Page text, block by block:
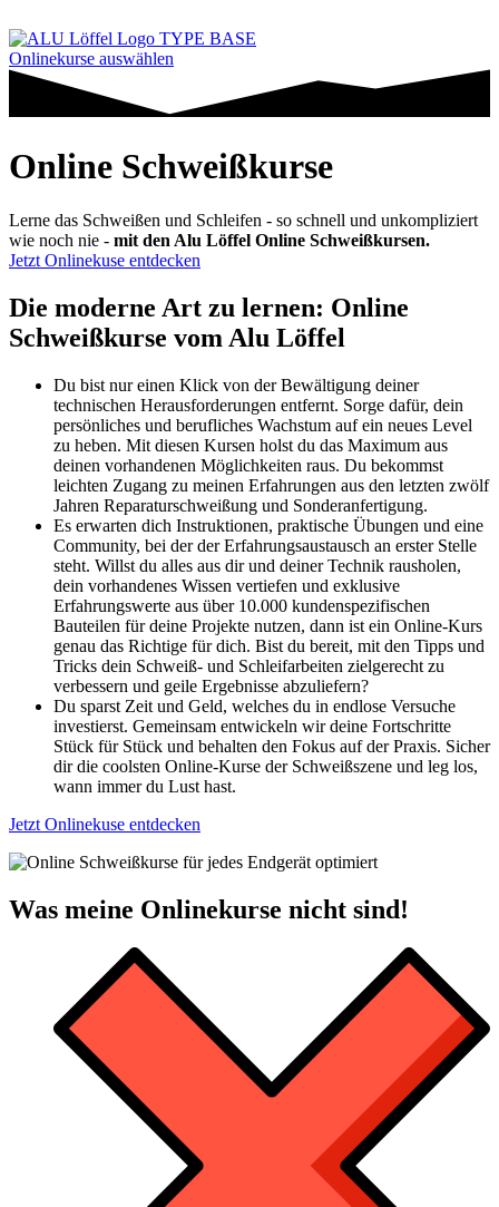
Onlinekurse auswählen
Online Schweißkurse
Lerne das Schweißen und Schleifen - so schnell und unkompliziert
wie noch nie - mit den Alu Löffel Online Schweißkursen.
Jetzt Onlinekuse entdecken
Die moderne Art zu lernen: Online
Schweißkurse vom Alu Löffel
Du bist nur einen Klick von der Bewältigung deiner
technischen Herausforderungen entfernt. Sorge dafür, dein
persönliches und berufliches Wachstum auf ein neues Level
zu heben. Mit diesen Kursen holst du das Maximum aus
deinen vorhandenen Möglichkeiten raus. Du bekommst
leichten Zugang zu meinen Erfahrungen aus den letzten zwölf
Jahren Reparaturschweißung und Sonderanfertigung.
Es erwarten dich Instruktionen, praktische Übungen und eine
Community, bei der der Erfahrungsaustausch an erster Stelle
steht. Willst du alles aus dir und deiner Technik rausholen,
dein vorhandenes Wissen vertiefen und exklusive
Erfahrungswerte aus über 10.000 kundenspezifischen
Bauteilen für deine Projekte nutzen, dann ist ein Online-Kurs
genau das Richtige für dich. Bist du bereit, mit den Tipps und
Tricks dein Schweiß- und Schleifarbeiten zielgerecht zu
verbessern und geile Ergebnisse abzuliefern?
Du sparst Zeit und Geld, welches du in endlose Versuche
investierst. Gemeinsam entwickeln wir deine Fortschritte
Stück für Stück und behalten den Fokus auf der Praxis. Sicher
dir die coolsten Online-Kurse der Schweißszene und leg los,
wann immer du Lust hast.
Jetzt Onlinekuse entdecken
Was meine Onlinekurse nicht sind!